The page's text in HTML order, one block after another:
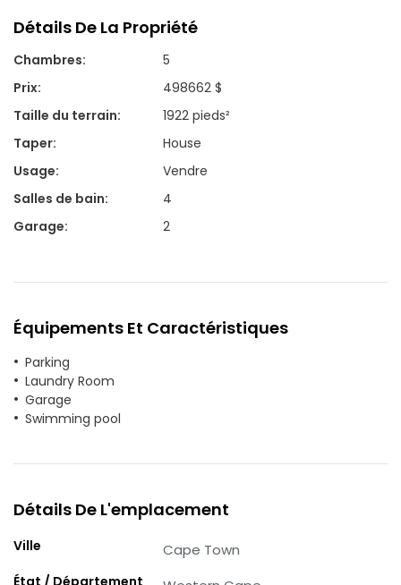
Détails De La Propriété
Chambres:
5
Prix:
498662 $
Taille du terrain:
1922 pieds²
Taper:
House
Usage:
Vendre
Salles de bain:
4
Garage: 2
Équipements Et Caractéristiques
Parking
Laundry Room
Garage
Swimming pool
Détails De L'emplacement
Ville Cape Town
État / Département